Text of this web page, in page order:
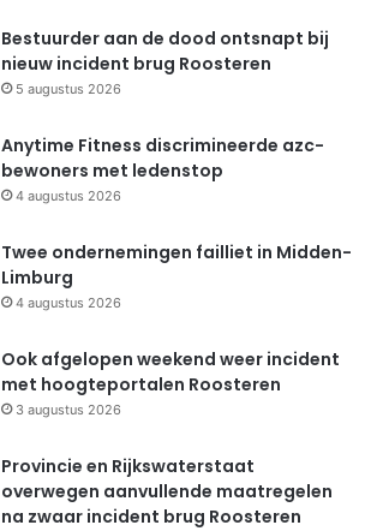
Bestuurder aan de dood ontsnapt bij
nieuw incident brug Roosteren
5 augustus 2026
Anytime Fitness discrimineerde azc-
bewoners met ledenstop
4 augustus 2026
Twee ondernemingen failliet in Midden-
Limburg
4 augustus 2026
Ook afgelopen weekend weer incident
met hoogteportalen Roosteren
3 augustus 2026
Provincie en Rijkswaterstaat
overwegen aanvullende maatregelen
na zwaar incident brug Roosteren